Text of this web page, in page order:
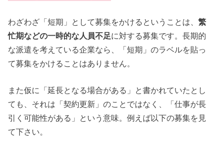
わざわざ「短期」として募集をかけるということは、繁
忙期などの一時的な人員不足に対する募集です。長期的
な派遣を考えている企業なら、「短期」のラベルを貼っ
て募集をかけることはありません。
また仮に「延長となる場合がある」と書かれていたとし
ても、それは「契約更新」のことではなく、「仕事が長
引く可能性がある」という意味。例えば以下の募集を見
て下さい。